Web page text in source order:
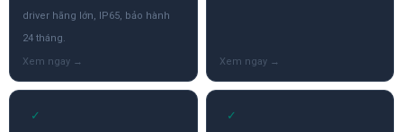
driver hãng lớn, IP65, bảo hành
24 tháng.
✓ ✓